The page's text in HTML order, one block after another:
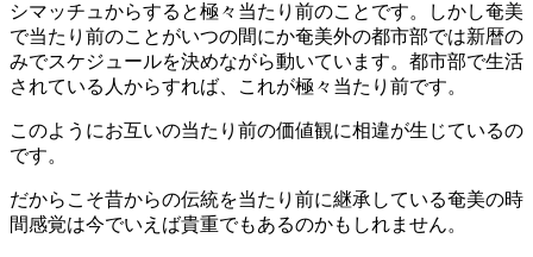
シマッチュからすると極々当たり前のことです。しかし奄美
で当たり前のことがいつの間にか奄美外の都市部では新暦の
みでスケジュールを決めながら動いています。都市部で生活
されている人からすれば、これが極々当たり前です。
このようにお互いの当たり前の価値観に相違が生じているの
です。
だからこそ昔からの伝統を当たり前に継承している奄美の時
間感覚は今でいえば貴重でもあるのかもしれません。